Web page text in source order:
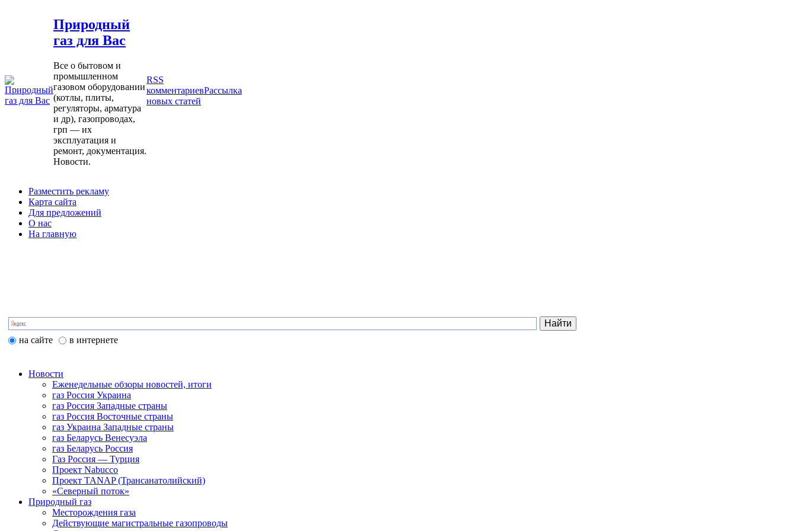
Природный
газ для Вас
Все о бытовом и
промышленном
газовом оборудовании
(котлы, плиты,
регуляторы, арматура
и др), газопроводах,
грп — их
эксплуатация и
ремонт, документация.
Новости.
RSS
комментариевРассылка
новых статей
Разместить рекламу
Карта сайта
Для предложений
О нас
На главную
на сайте в интернете
Новости
Еженедельные обзоры новостей, итоги
газ Россия Украина
газ Россия Западные страны
газ Россия Восточные страны
газ Украина Западные страны
газ Беларусь Венесуэла
газ Беларусь Россия
Газ Россия — Турция
Проект Nabucco
Проект TANAP (Трансанатолийский)
«Северный поток»
Природный газ
Месторождения газа
Действующие магистральные газопроводы